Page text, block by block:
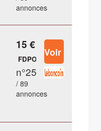
annonces
15 €
FDPOUT
n°25
/ 89
annonces